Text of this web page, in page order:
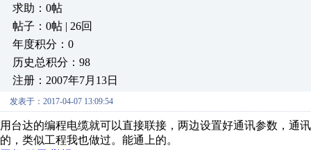
求助：0帖
帖子：0帖 | 26回
年度积分：0
历史总积分：98
注册：2007年7月13日
发表于：2017-04-07 13:09:54
用台达的编程电缆就可以直接联接，两边设置好通讯参数，通
的，类似工程我也做过。能通上的。